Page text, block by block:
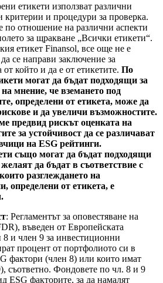
етикети използват различни
и процедури за проверка.
по отношение на различни аспекти
за щракване „Всички етикети“.
етикет Finansol, все още не е
се направи заключение за
който и да е от етикетите. По
могат да бъдат подходящи за
мнение, че вземането под
определени от етикета, може да
и да увеличи възможностите.
предвид рискът оценката на
за устойчивост да се различават
на ESG рейтинги.
също могат да бъдат подходящи
да бъдат в съответствие с
разглеждането на
определени от етикета, е
: Регламентът за оповестяване на
въведен от Европейската
8 и член 9 за инвестиционни
процент от портфолиото си в
фактори (член 8) или които имат
съответно. Фондовете по чл. 8 и 9
ESG факторите, за да намалят